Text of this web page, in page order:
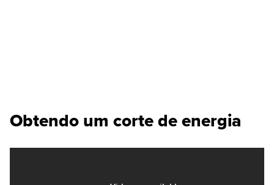
Obtendo um corte de energia